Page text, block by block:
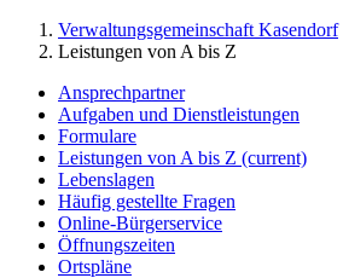
Verwaltungsgemeinschaft Kasendorf
Leistungen von A bis Z
Ansprechpartner
Aufgaben und Dienstleistungen
Formulare
Leistungen von A bis Z (current)
Lebenslagen
Häufig gestellte Fragen
Online-Bürgerservice
Öffnungszeiten
Ortspläne